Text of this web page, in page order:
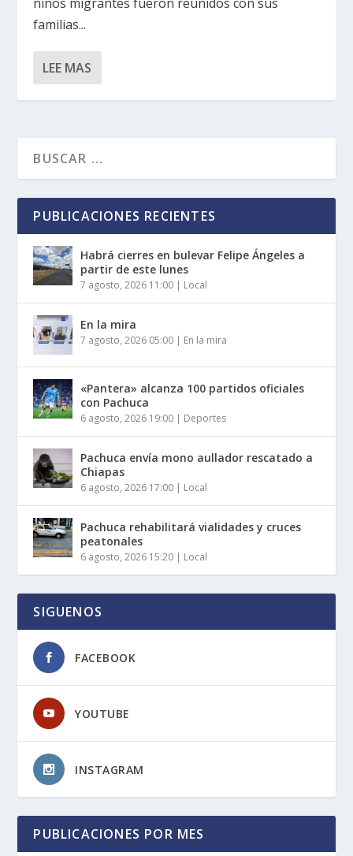
familias...
LEE MAS
PUBLICACIONES RECIENTES
Habrá cierres en bulevar Felipe Ángeles a
partir de este lunes
7 agosto, 2026 11:00 | Local
En la mira
7 agosto, 2026 05:00 | En la mira
«Pantera» alcanza 100 partidos oficiales
con Pachuca
6 agosto, 2026 19:00 | Deportes
Pachuca envía mono aullador rescatado a
Chiapas
6 agosto, 2026 17:00 | Local
Pachuca rehabilitará vialidades y cruces
peatonales
6 agosto, 2026 15:20 | Local
SIGUENOS
FACEBOOK
YOUTUBE
INSTAGRAM
PUBLICACIONES POR MES